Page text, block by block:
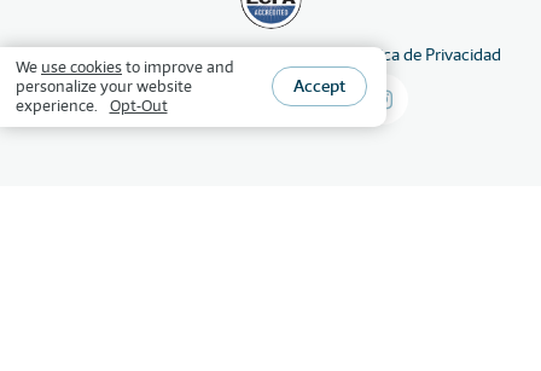
©2026HSLDA Derechos reservados Política de Privacidad
We use cookiesto improve and
personalize your website
experience.
Opt-Out
Accept